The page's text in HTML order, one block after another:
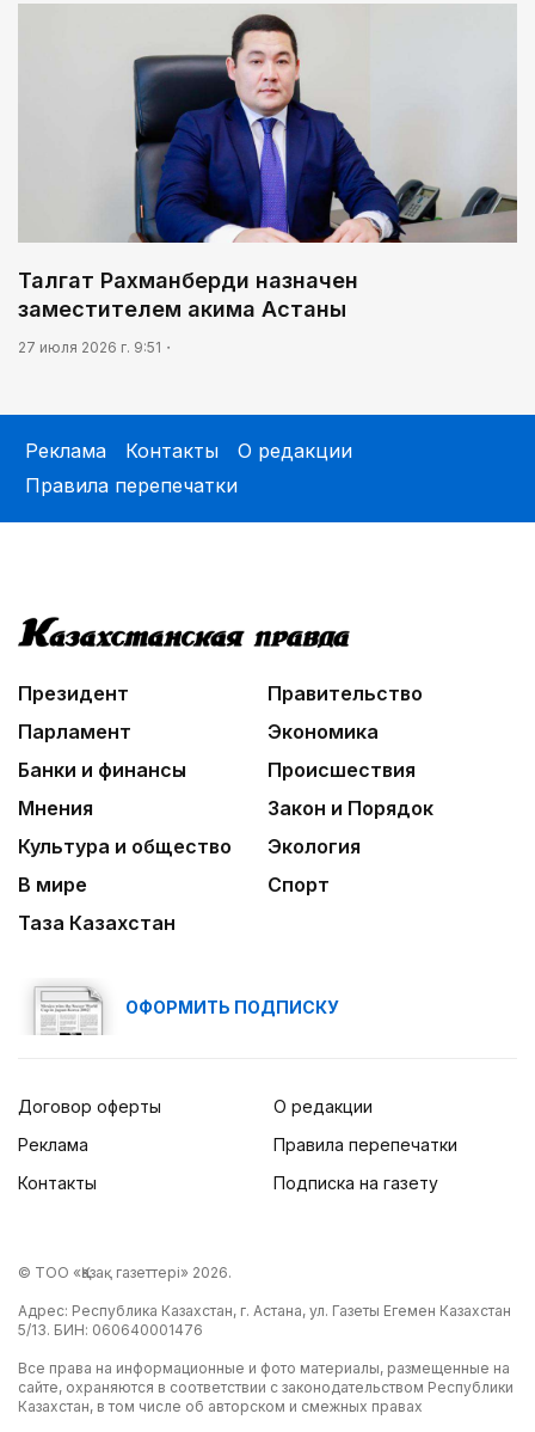
Талгат Рахманберди назначен
заместителем акима Астаны
27 июля 2026 г. 9:51
Реклама Контакты
О редакции
Правила перепечатки
Президент
Правительство
Парламент
Экономика
Банки и финансы
Происшествия
Мнения
Закон и Порядок
Культура и общество
Экология
В мире
Спорт
Таза Казахстан
ОФОРМИТЬ ПОДПИСКУ
Договор оферты
Реклама
Контакты
О редакции
Правила перепечатки
Подписка на газету
© ТОО «Қазақ газеттері» 2026.
Адрес: Республика Казахстан, г. Астана, ул. Газеты Егемен Казахстан
5/13. БИН: 060640001476
Все права на информационные и фото материалы, размещенные на
сайте, охраняются в соответствии с законодательством Республики
Казахстан, в том числе об авторском и смежных правах